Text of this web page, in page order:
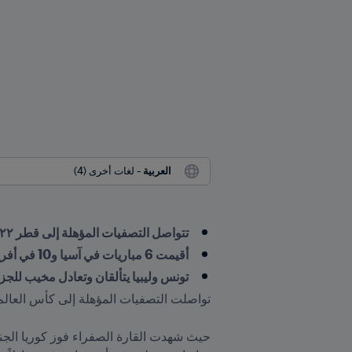
العربية
تتواصل التصفيات المؤهلة إلى قطر ٢٠٢٢ في ثلاث قارات
أقيمت 6 مباريات في آسيا و10 في أفريقيا
تونس وليبيا يتألقان وتعادل مخيب